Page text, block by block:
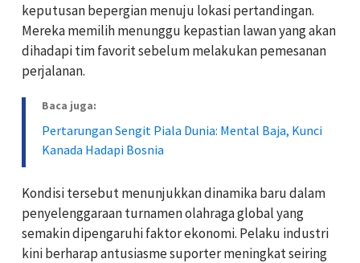
keputusan bepergian menuju lokasi pertandingan.
Mereka memilih menunggu kepastian lawan yang akan
dihadapi tim favorit sebelum melakukan pemesanan
perjalanan.
Baca juga:
Pertarungan Sengit Piala Dunia: Mental Baja, Kunci
Kanada Hadapi Bosnia
Kondisi tersebut menunjukkan dinamika baru dalam
penyelenggaraan turnamen olahraga global yang
semakin dipengaruhi faktor ekonomi. Pelaku industri
kini berharap antusiasme suporter meningkat seiring